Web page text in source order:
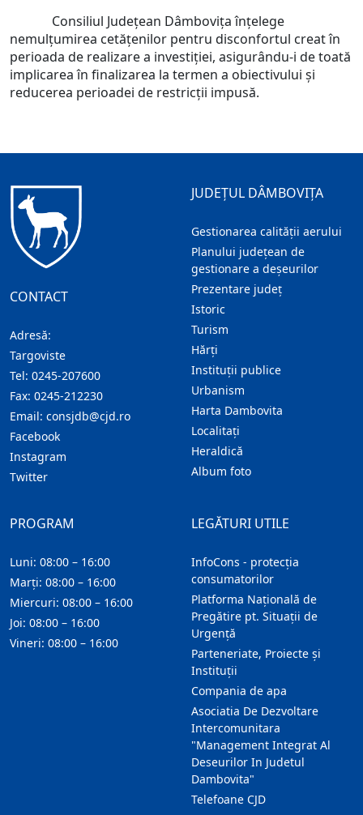
Consiliul Județean Dâmbovița înțelege
nemulțumirea cetățenilor pentru disconfortul creat în
perioada de realizare a investiției, asigurându-i de toată
implicarea în finalizarea la termen a obiectivului și
reducerea perioadei de restricții impusă.
CONTACT
Adresă:
Targoviste
Tel: 0245-207600
Fax: 0245-212230
Email: consjdb@cjd.ro
Facebook
Instagram
Twitter
JUDEȚUL DÂMBOVIȚA
Gestionarea calității aerului
Planului județean de
gestionare a deșeurilor
Prezentare judeţ
Istoric
Turism
Hărţi
Instituţii publice
Urbanism
Harta Dambovita
Localitaţi
Heraldică
Album foto
LEGĂTURI UTILE
InfoCons - protecția
consumatorilor
Platforma Națională de
Pregătire pt. Situații de
Urgență
Parteneriate, Proiecte și
Instituții
Compania de apa
Asociatia De Dezvoltare
Intercomunitara
"Management Integrat Al
Deseurilor In Judetul
Dambovita"
Telefoane CJD
PROGRAM
Luni: 08:00 – 16:00
Marți: 08:00 – 16:00
Miercuri: 08:00 – 16:00
Joi: 08:00 – 16:00
Vineri: 08:00 – 16:00